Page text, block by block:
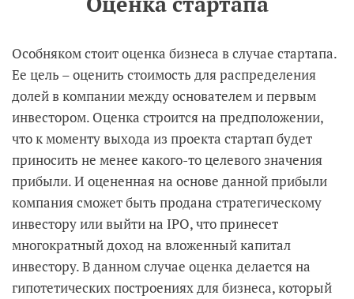
Особняком стоит оценка бизнеса в случае стартапа.
Ее цель – оценить стоимость для распределения
долей в компании между основателем и первым
инвестором. Оценка строится на предположении,
что к моменту выхода из проекта стартап будет
приносить не менее какого-то целевого значения
прибыли. И оцененная на основе данной прибыли
компания сможет быть продана стратегическому
инвестору или выйти на IPO, что принесет
многократный доход на вложенный капитал
инвестору. В данном случае оценка делается на
гипотетических построениях для бизнеса, который